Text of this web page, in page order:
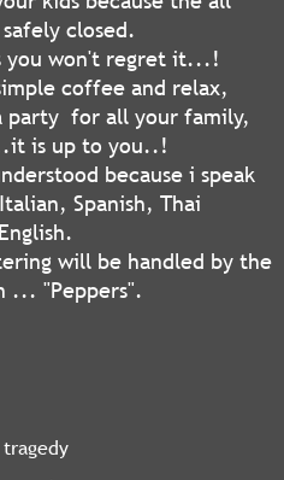
closed.
you won't regret it...!
coffee and relax,
party for all your family,
is up to you..!
because i speak
Spanish, Thai
will be handled by the
... "Peppers".